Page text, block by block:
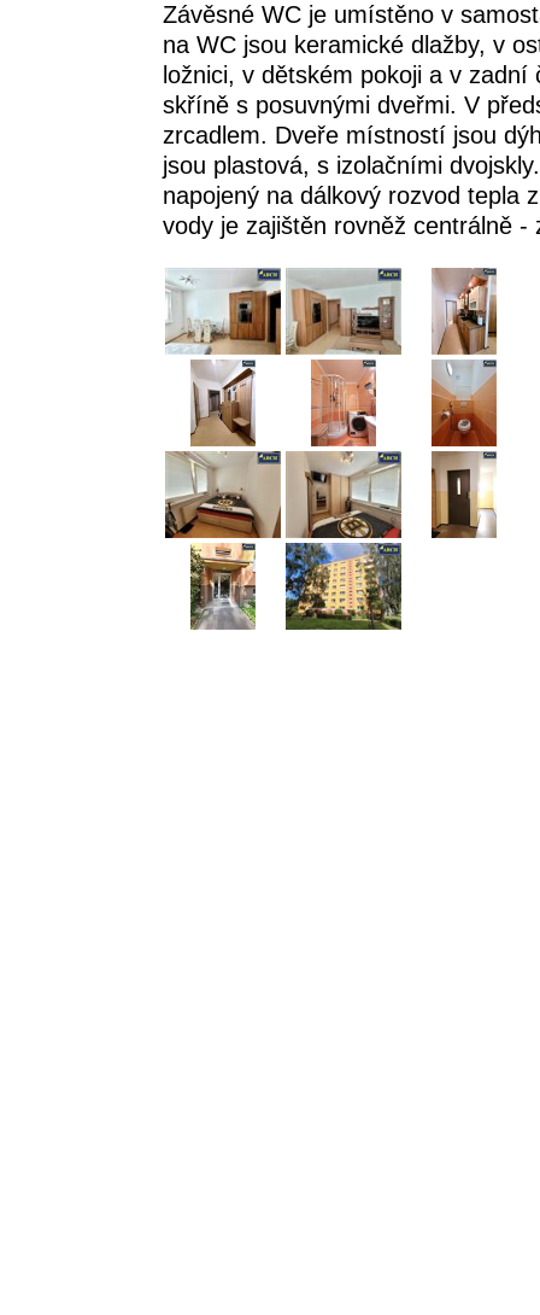
Závěsné WC je umístěno v
na WC jsou keramické dlažby, v
ložnici, v dětském pokoji a v
skříně s posuvnými dveřmi. V
zrcadlem. Dveře místností jsou
jsou plastová, s izolačními
napojený na dálkový rozvod tepla
vody je zajištěn rovněž centrálně -
Leaflet|© Seznam.cz a.s. a další